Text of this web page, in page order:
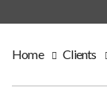
Home Clients